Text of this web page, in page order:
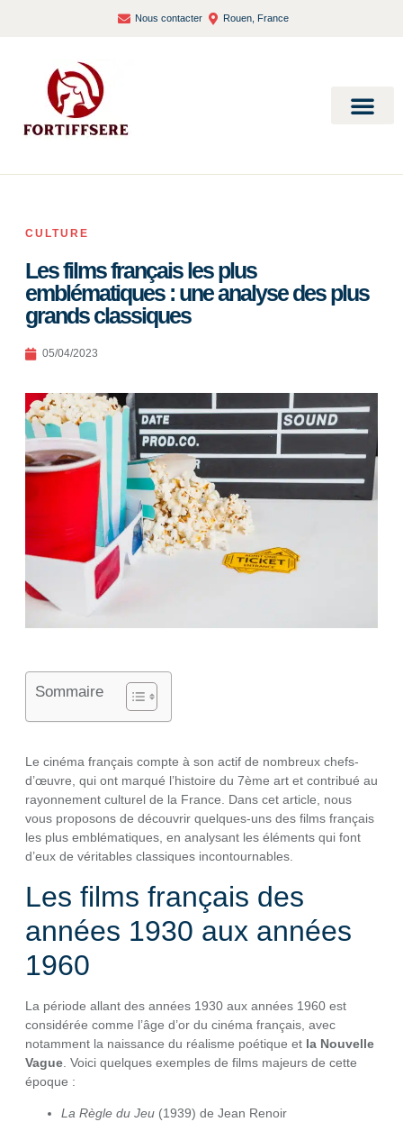
Nous contacter Rouen, France
CULTURE
Les films français les plus
emblématiques : une analyse des plus
grands classiques
05/04/2023
Sommaire
Le cinéma français compte à son actif de nombreux chefs-
d’œuvre, qui ont marqué l’histoire du 7ème art et contribué au
rayonnement culturel de la France. Dans cet article, nous
vous proposons de découvrir quelques-uns des films français
les plus emblématiques, en analysant les éléments qui font
d’eux de véritables classiques incontournables.
Les films français des
années 1930 aux années
1960
La période allant des années 1930 aux années 1960 est
considérée comme l’âge d’or du cinéma français, avec
notamment la naissance du réalisme poétique et la Nouvelle
Vague . Voici quelques exemples de films majeurs de cette
époque :
La Règle du Jeu (1939) de Jean Renoir